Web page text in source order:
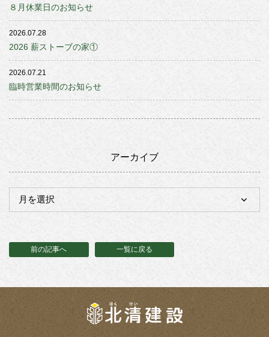
８月休業日のお知らせ
2026.07.28
2026 薪ストーブの家①
2026.07.21
臨時営業時間のお知らせ
アーカイブ
前の記事へ 一覧に戻る